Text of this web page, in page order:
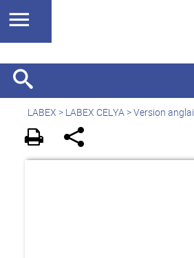
LABEX > LABEX CELYA>Version